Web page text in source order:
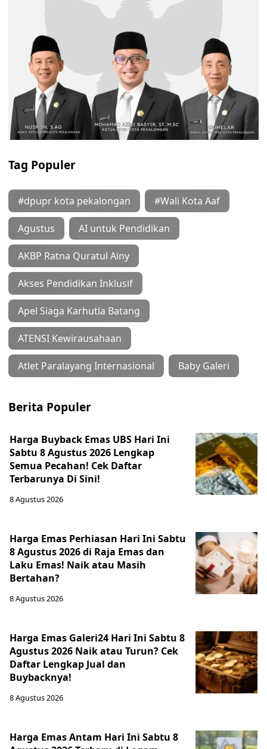
Tag Populer
#dpupr kota pekalongan #Wali Kota Aaf
Agustus AI untuk Pendidikan
AKBP Ratna Quratul Ainy
Akses Pendidikan Inklusif
Apel Siaga Karhutla Batang
ATENSI Kewirausahaan
Atlet Paralayang Internasional Baby Galeri
Berita Populer
Harga Buyback Emas UBS Hari Ini
Sabtu 8 Agustus 2026 Lengkap
Semua Pecahan! Cek Daftar
Terbarunya Di Sini!
8 Agustus 2026
Harga Emas Perhiasan Hari Ini Sabtu
8 Agustus 2026 di Raja Emas dan
Laku Emas! Naik atau Masih
Bertahan?
8 Agustus 2026
Harga Emas Galeri24 Hari Ini Sabtu 8
Agustus 2026 Naik atau Turun? Cek
Daftar Lengkap Jual dan
Buybacknya!
8 Agustus 2026
Harga Emas Antam Hari Ini Sabtu 8